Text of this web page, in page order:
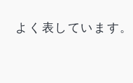
よく表しています。